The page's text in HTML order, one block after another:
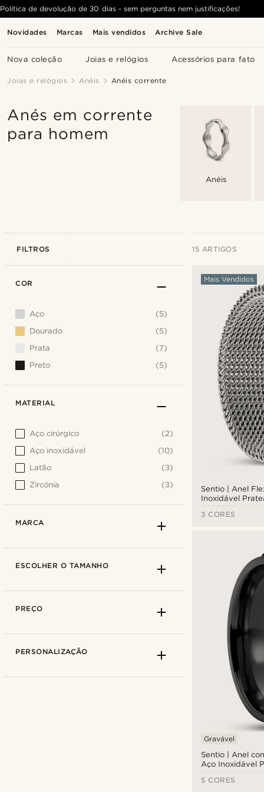
Novidades Marcas Mais vendidos Archive Sale
Nova coleção Joias e relógios Acessórios para fato
Política de devolução de 30 dias - sem perguntas nem justificações!
Joias e relógios Anéis Anéis corrente
Anés em corrente
para homem
Anéis
FILTROS 15 ARTIGOS
Sentio | Anel
Inoxidável
Mais Vendidos
3 CORES
Sentio | Anel
Aço Inoxidável
Gravável
5 CORES
COR
Aço
(5)
Dourado
(5)
Prata
(7)
Preto
(5)
MATERIAL
Aço cirúrgico
(2)
Aço inoxidável
(10)
Latão
(3)
Zircónia
(3)
MARCA
ESCOLHER O TAMANHO
PREÇO
PERSONALIZAÇÃO